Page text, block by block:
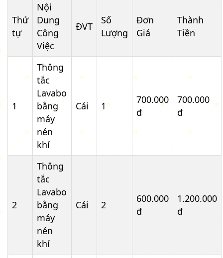
Thứ
tự
Nội
Dung
Công
Việc
ĐVT
Số
Lượng
Đơn
Giá
Thành
Tiền
1
Thông
tắc
Lavabo
bằng
máy
nén
khí
Cái 1
700.000
đ
700.000
đ
2
Thông
tắc
Lavabo
bằng
máy
nén
khí
Cái 2
600.000
đ
1.200.000
đ